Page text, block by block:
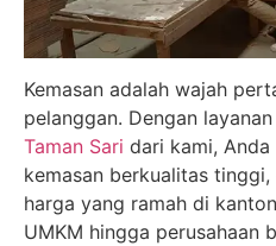
Kemasan adalah wajah
pelanggan. Dengan layanan
Taman Sari dari kami,
kemasan berkualitas
harga yang ramah di
UMKM hingga perusahaan